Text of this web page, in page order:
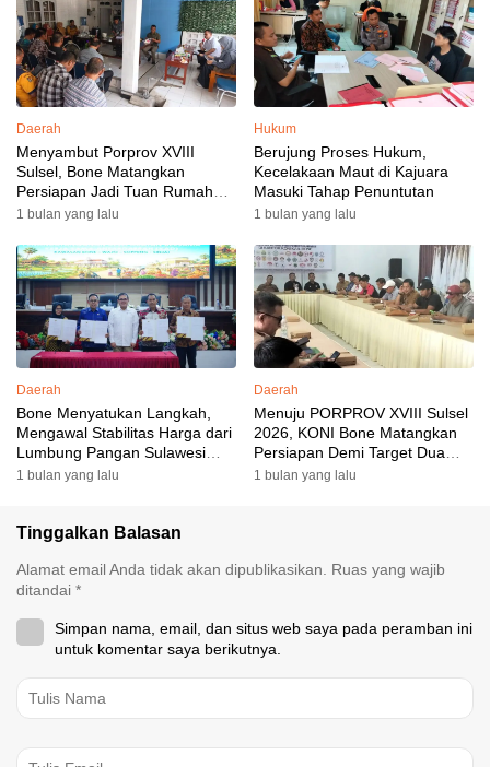
Daerah
Menyambut Porprov XVIII
Sulsel, Bone Matangkan
Persiapan Jadi Tuan Rumah
yang Berkesan: Wakil Bupati
Targetkan Venue dan
Akomodasi Rampung
1 bulan yang lalu
Hukum
Berujung Proses Hukum,
Kecelakaan Maut di Kajuara
Masuki Tahap Penuntutan
1 bulan yang lalu
Daerah
Bone Menyatukan Langkah,
Mengawal Stabilitas Harga dari
Lumbung Pangan Sulawesi
Selatan
1 bulan yang lalu
Daerah
Menuju PORPROV XVIII Sulsel
2026, KONI Bone Matangkan
Persiapan Demi Target Dua
Besar
1 bulan yang lalu
Tinggalkan Balasan
Alamat email Anda tidak akan dipublikasikan.
Ruas yang wajib
ditandai *
Simpan nama, email, dan situs web saya pada peramban ini
untuk komentar saya berikutnya.